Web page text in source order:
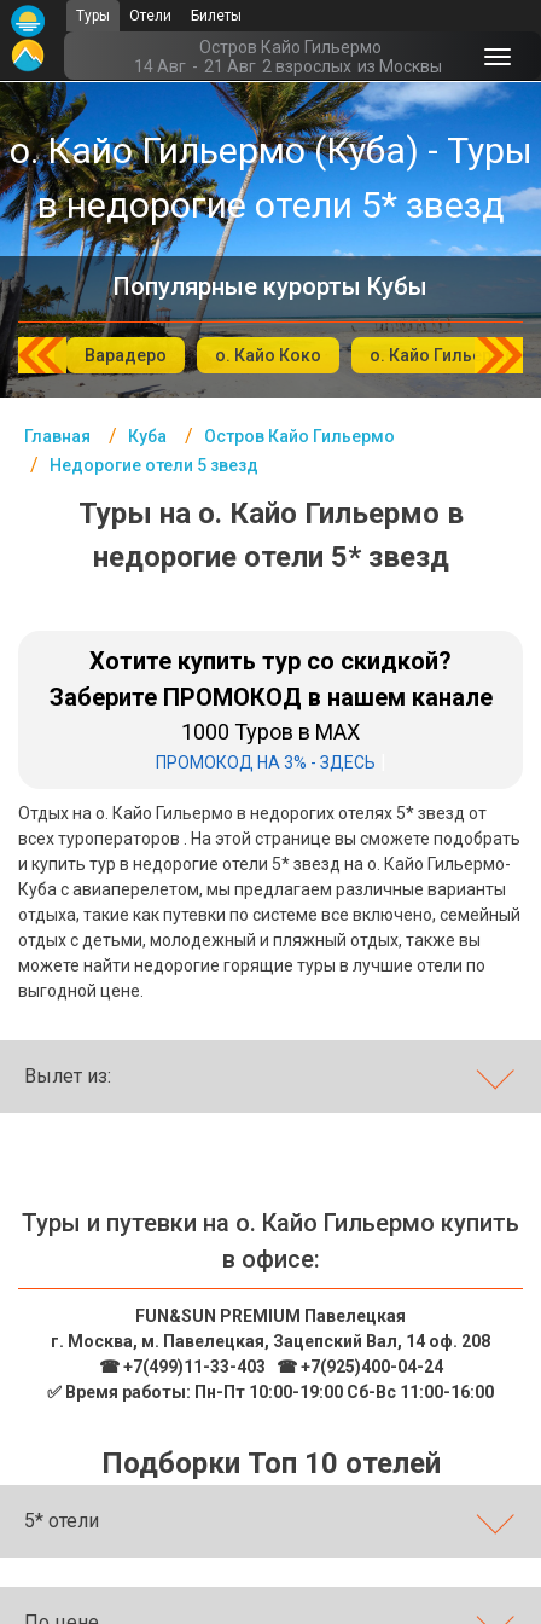
Туры Отели Билеты
Остров Кайо Гильермо
14 Авг - 21 Авг 2 взрослых из Москвы
о. Кайо Гильермо (Куба) - Туры
в недорогие отели 5* звезд
Популярные курорты Кубы
Варадеро о. Кайо Коко о. Кайо Гильермо
Главная Куба
Остров Кайо Гильермо
Недорогие отели 5 звезд
Туры на о. Кайо Гильермо в
недорогие отели 5* звезд
Хотите купить тур со скидкой?
Заберите ПРОМОКОД в нашем канале
1000 Туров в MAX
ПРОМОКОД НА 3% - ЗДЕСЬ
Отдых на о. Кайо Гильермо в недорогих отелях 5* звезд от
всех туроператоров . На этой странице вы сможете подобрать
и купить тур в недорогие отели 5* звезд на о. Кайо Гильермо-
Куба с авиаперелетом, мы предлагаем различные варианты
отдыха, такие как путевки по системе все включено, семейный
отдых с детьми, молодежный и пляжный отдых, также вы
можете найти недорогие горящие туры в лучшие отели по
выгодной цене.
Вылет из:
Туры и путевки на о. Кайо Гильермо купить
в офисе:
FUN&SUN PREMIUM Павелецкая
г. Москва, м. Павелецкая, Зацепский Вал, 14 оф. 208
☎ +7(499)11-33-403
☎ +7(925)400-04-24
✅ Время работы: Пн-Пт 10:00-19:00 Сб-Вс 11:00-16:00
Подборки Топ 10 отелей
5* отели
Главная
Куба- Курорты
Офис г. Москва
Помощь
Подборки отелей
Турция
Таиланд
ОАЭ
Египет
Хайнань
Занзибар
Абхазия
Большой Сочи
Кав Мин Воды
VIP отели 5 звезд
ТОП 10 лучших отелей 5*
5*
Лучшие отели 4* звезды
Недорогие отели 4*
звезды
Лучшие отели 3* звезды